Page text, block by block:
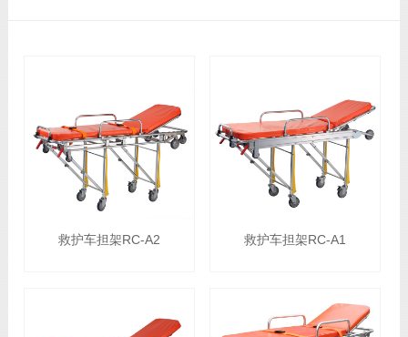
救护车担架RC-A2 救护车担架RC-A1